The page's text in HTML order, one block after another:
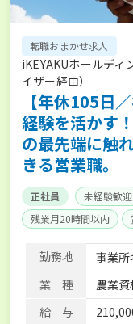
転職おまかせ求人
iKEYAKUホールディ
イザー経由）
【年休105日
経験を活かす
の最先端に触
きる営業職。
正社員 未経験歓迎
残業月20時間以内
産休･育休取得実績あり
勤務地
事業
業 種
農業
給 与